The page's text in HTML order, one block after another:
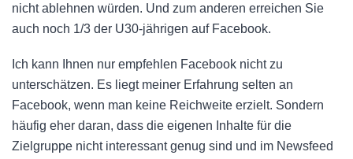
nicht ablehnen würden. Und zum anderen erreichen Sie
auch noch 1/3 der U30-jährigen auf Facebook.
Ich kann Ihnen nur empfehlen Facebook nicht zu
unterschätzen. Es liegt meiner Erfahrung selten an
Facebook, wenn man keine Reichweite erzielt. Sondern
häufig eher daran, dass die eigenen Inhalte für die
Zielgruppe nicht interessant genug sind und im Newsfeed